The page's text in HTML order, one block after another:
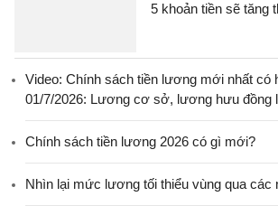
5 khoản tiền sẽ tăng
Video: Chính sách tiền lương mới nhất có
01/7/2026: Lương cơ sở, lương hưu đồng
Chính sách tiền lương 2026 có gì mới?
Nhìn lại mức lương tối thiểu vùng qua các